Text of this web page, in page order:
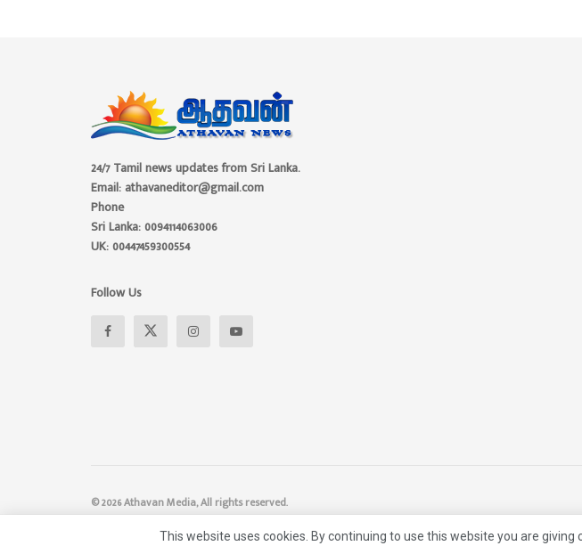
24/7 Tamil news updates from Sri Lanka.
Email: athavaneditor@gmail.com
Phone
Sri Lanka: 0094114063006
UK: 00447459300554
Follow Us
© 2026 Athavan Media, All rights reserved.
This website uses cookies. By continuing to use this website you are giving